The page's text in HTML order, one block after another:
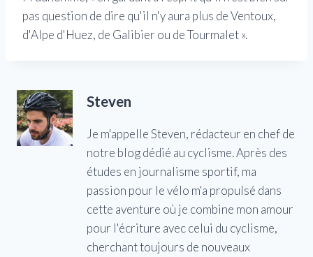
pas question de dire qu'il n'y aura plus de Ventoux,
d'Alpe d'Huez, de Galibier ou de Tourmalet ».
Steven
Je m'appelle Steven, rédacteur en chef de
notre blog dédié au cyclisme. Après des
études en journalisme sportif, ma
passion pour le vélo m'a propulsé dans
cette aventure où je combine mon amour
pour l'écriture avec celui du cyclisme,
cherchant toujours de nouveaux